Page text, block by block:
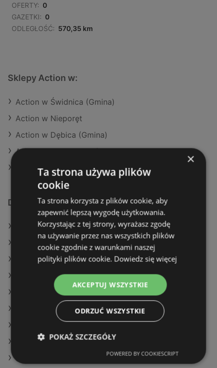
OFERTY: 0
GAZETKI: 0
ODLEGŁOŚĆ: 570,35 km
Sklepy Action w:
Action w Świdnica (Gmina)
Action w Nieporęt
Action w Dębica (Gmina)
Action w Nowy Tomyśl
Action w Trzcianka
Dodatkowe łącza
Oferty Action
Oferty POLOmarket
Oferty Carrefour
Aktualne gazetki Dino
Aktualne gazetki Aldi
Aktualne gazetki Carrefour
Aktualne gazetki POLOmarket
Sklepy Action w Police
×
Ta strona używa plików
cookie
Ta strona korzysta z plików cookie, aby
zapewnić lepszą wygodę użytkowania.
Korzystając z tej strony, wyrażasz zgodę
na używanie przez nas wszystkich plików
cookie zgodnie z warunkami naszej
polityki plików cookie. Dowiedz się więcej
AKCEPTUJ WSZYSTKIE
ODRZUĆ WSZYSTKIE
POKAŻ SZCZEGÓŁY
POWERED BY COOKIESCRIPT